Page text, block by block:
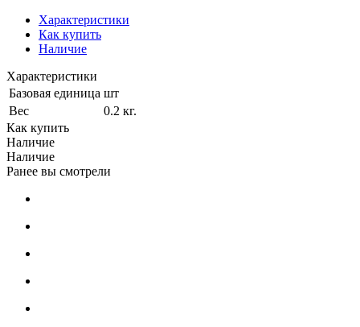
Характеристики
Как купить
Наличие
Характеристики
Базовая единица шт
Вес
0.2 кг.
Как купить
Наличие
Наличие
Ранее вы смотрели